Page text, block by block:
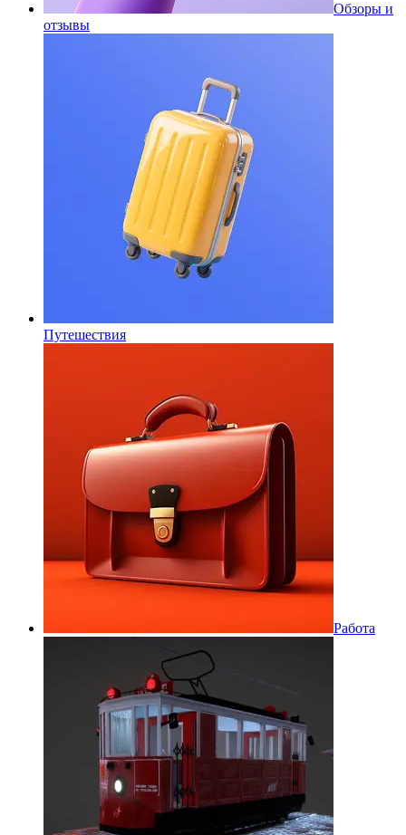
Обзоры и
отзывы
Путешествия
Работа